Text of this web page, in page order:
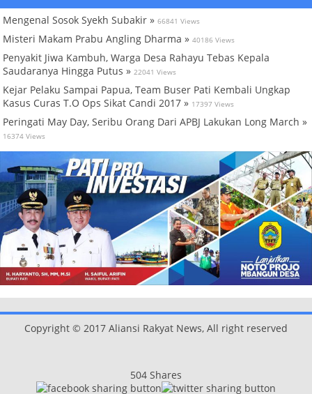
Mengenal Sosok Syekh Subakir » 66841 Views
Misteri Makam Prabu Angling Dharma » 40186 Views
Penyakit Jiwa Kambuh, Warga Desa Rahayu Tebas Kepala
Saudaranya Hingga Putus » 22041 Views
Kejar Pelaku Sampai Papua, Team Buser Pati Kembali Ungkap
Kasus Curas T.O Ops Sikat Candi 2017 » 17397 Views
Peringati May Day, Seribu Orang Dari APBJ Lakukan Long March »
16374 Views
Copyright © 2017 Aliansi Rakyat News, All right reserved
504 Shares